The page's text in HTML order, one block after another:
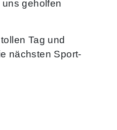
geholfen
Tag und
nächsten Sport-